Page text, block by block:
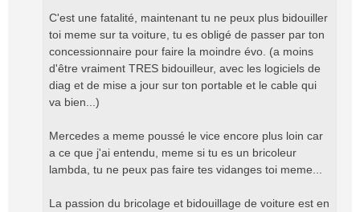
C'est une fatalité, maintenant tu ne peux plus bidouiller
toi meme sur ta voiture, tu es obligé de passer par ton
concessionnaire pour faire la moindre évo. (a moins
d'être vraiment TRES bidouilleur, avec les logiciels de
diag et de mise a jour sur ton portable et le cable qui
va bien...)
Mercedes a meme poussé le vice encore plus loin car
a ce que j'ai entendu, meme si tu es un bricoleur
lambda, tu ne peux pas faire tes vidanges toi meme...
La passion du bricolage et bidouillage de voiture est en